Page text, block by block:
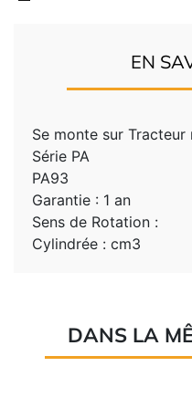
EN
Se monte sur Tracteur
Série PA
PA93
Garantie : 1 an
Sens de Rotation :
Cylindrée : cm3
DANS LA